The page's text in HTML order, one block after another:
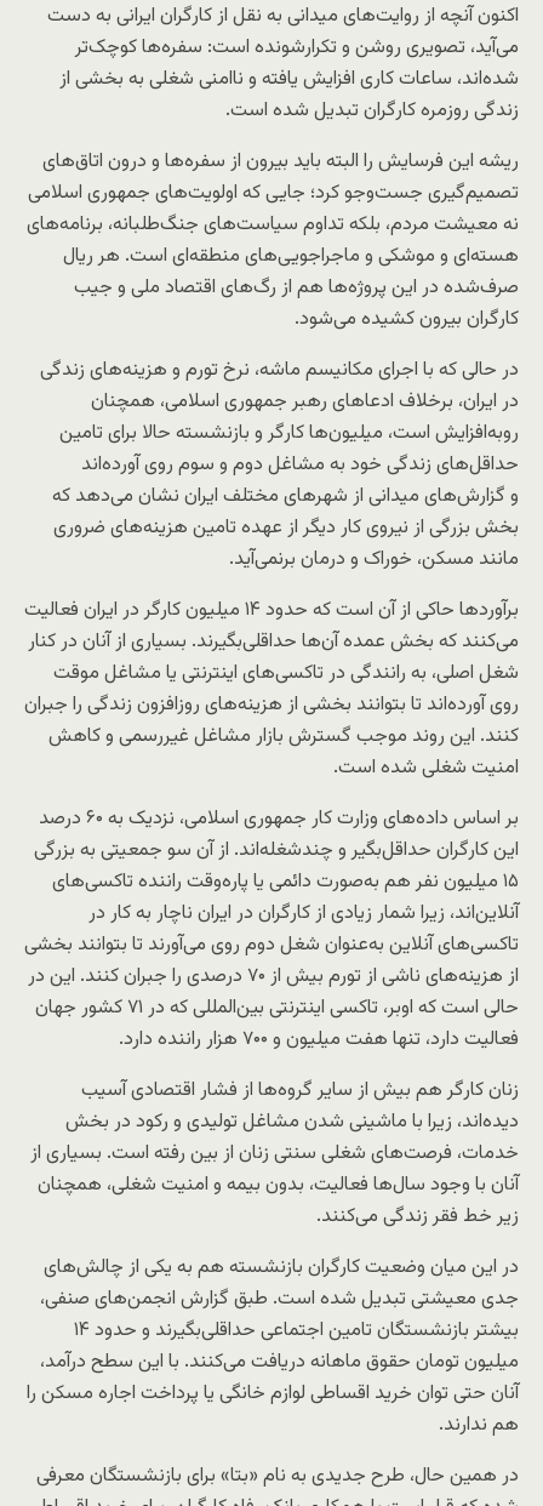
اکنون آنچه از روایت‌های میدانی به نقل از کارگران ایرانی به دست
می‌آید، تصویری روشن و تکرارشونده است: سفره‌ها کوچک‌تر
شده‌اند، ساعات کاری افزایش یافته و ناامنی شغلی به بخشی از
زندگی روزمره کارگران تبدیل شده است.
ریشه این فرسایش را البته باید بیرون از سفره‌ها و درون اتاق‌های
تصمیم‌گیری جست‌وجو کرد؛ جایی که اولویت‌های جمهوری اسلامی
نه معیشت مردم، بلکه تداوم سیاست‌های جنگ‌طلبانه، برنامه‌های
هسته‌ای و موشکی و ماجراجویی‌های منطقه‌ای است. هر ریال
صرف‌شده در این پروژه‌ها هم از رگ‌های اقتصاد ملی و جیب
کارگران بیرون کشیده می‌شود.
در حالی که با اجرای مکانیسم ماشه، نرخ تورم و هزینه‌های زندگی
در ایران، برخلاف ادعاهای رهبر جمهوری اسلامی، همچنان
رو‌به‌افزایش است، میلیون‌ها کارگر و بازنشسته حالا برای تامین
حداقل‌های زندگی خود به مشاغل دوم و سوم روی آورده‌اند
و گزارش‌های میدانی از شهرهای مختلف ایران نشان می‌دهد که
بخش بزرگی از نیروی کار دیگر از عهده تامین هزینه‌های ضروری
مانند مسکن، خوراک و درمان برنمی‌آید.
برآوردها حاکی از آن است که حدود ۱۴ میلیون کارگر در ایران فعالیت
می‌کنند که بخش عمده آن‌ها حداقلی‌بگیرند. بسیاری از آنان در کنار
شغل اصلی، به رانندگی در تاکسی‌های اینترنتی یا مشاغل موقت
روی آورده‌اند تا بتوانند بخشی از هزینه‌های روزافزون زندگی را جبران
کنند. این روند موجب گسترش بازار مشاغل غیررسمی و کاهش
امنیت شغلی شده است.
بر اساس داده‌های وزارت کار جمهوری اسلامی، نزدیک به ۶۰ درصد
این کارگران حداقل‌بگیر و چندشغله‌اند. از آن سو جمعیتی به بزرگی
۱۵ میلیون نفر هم به‌صورت دائمی یا پاره‌وقت راننده تاکسی‌های
آنلاین‌اند، زیرا شمار زیادی از کارگران در ایران ناچار به کار در
تاکسی‌های آنلاین به‌عنوان شغل دوم روی می‌آورند تا بتوانند بخشی
از هزینه‌های ناشی از تورم بیش از ۷۰ درصدی را جبران کنند. این در
حالی است که اوبر، تاکسی اینترنتی بین‌المللی که در ۷۱ کشور جهان
فعالیت دارد، تنها هفت ‌میلیون ‌و ۷۰۰ هزار راننده دارد.
زنان کارگر هم بیش از سایر گروه‌ها از فشار اقتصادی آسیب
دیده‌اند، زیرا با ماشینی شدن مشاغل تولیدی و رکود در بخش
خدمات، فرصت‌های شغلی سنتی زنان از بین رفته است. بسیاری از
آنان با وجود سال‌ها فعالیت، بدون بیمه و امنیت شغلی، همچنان
زیر خط فقر زندگی می‌کنند.
در این میان وضعیت کارگران بازنشسته هم به یکی از چالش‌های
جدی معیشتی تبدیل شده است. طبق گزارش انجمن‌های صنفی،
بیشتر بازنشستگان تامین اجتماعی حداقلی‌بگیرند و حدود ۱۴
میلیون تومان حقوق ماهانه دریافت می‌کنند. با این سطح درآمد،
آنان حتی توان خرید اقساطی لوازم خانگی یا پرداخت اجاره مسکن را
هم ندارند.
در همین حال، طرح جدیدی به نام «بتا» برای بازنشستگان معرفی